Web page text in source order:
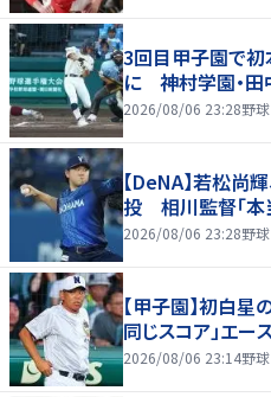
3回目甲子園で初
に 神村学園・田
2026/08/06 23:28野球
【DeNA】若松尚
投 相川監督「本
2026/08/06 23:28野球
【甲子園】初白星
同じスコア」エ
2026/08/06 23:14野球